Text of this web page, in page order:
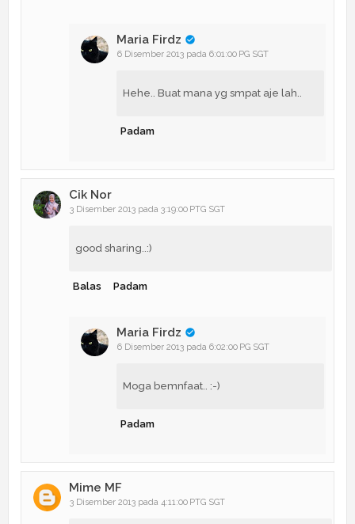
Maria Firdz
6 Disember 2013 pada 6:01:00 PG SGT
Hehe.. Buat mana yg smpat aje lah..
Padam
Cik Nor
3 Disember 2013 pada 3:19:00 PTG SGT
good sharing..:)
Balas Padam
Maria Firdz
6 Disember 2013 pada 6:02:00 PG SGT
Moga bemnfaat.. :-)
Padam
Mime MF
3 Disember 2013 pada 4:11:00 PTG SGT